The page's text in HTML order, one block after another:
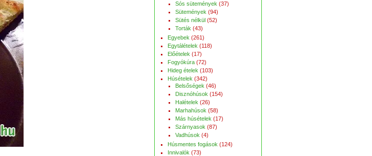
Sós sütemények (37)
Sütemények (94)
Sütés nélkül (52)
Torták (43)
Egyebek (261)
Egytálételek (118)
Előételek (17)
Fogyókúra (72)
Hideg ételek (103)
Húsételek (342)
Belsőségek (46)
Disznóhúsok (154)
Halételek (26)
Marhahúsok (58)
Más húsételek (17)
Szárnyasok (87)
Vadhúsok (4)
Húsmentes fogások (124)
Innivalók (73)